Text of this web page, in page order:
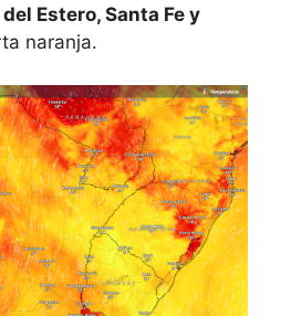
Estero, Santa Fe y
naranja.